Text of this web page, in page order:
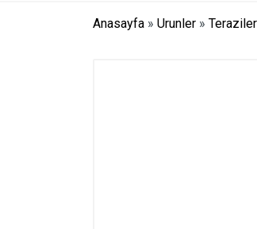
Anasayfa » Urunler » Teraziler